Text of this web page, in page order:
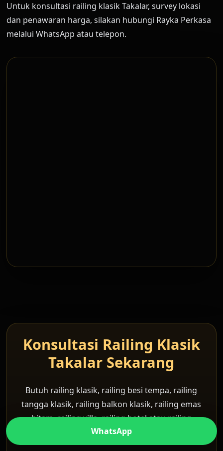
Untuk konsultasi railing klasik Takalar, survey lokasi
dan penawaran harga, silakan hubungi Rayka Perkasa
melalui WhatsApp atau telepon.
Konsultasi Railing Klasik
Takalar Sekarang
Butuh railing klasik, railing besi tempa, railing
tangga klasik, railing balkon klasik, railing emas
hitam, railing villa, railing hotel atau railing
rumah mewah custom?
WhatsApp